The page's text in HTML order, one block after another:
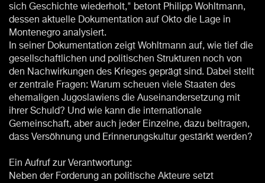
sich Geschichte wiederholt," betont Philipp Wohltmann,
dessen aktuelle Dokumentation auf Okto die Lage in
Montenegro analysiert.
In seiner Dokumentation zeigt Wohltmann auf, wie tief die
gesellschaftlichen und politischen Strukturen noch von
den Nachwirkungen des Krieges geprägt sind. Dabei stellt
er zentrale Fragen: Warum scheuen viele Staaten des
ehemaligen Jugoslawiens die Auseinandersetzung mit
ihrer Schuld? Und wie kann die internationale
Gemeinschaft, aber auch jeder Einzelne, dazu beitragen,
dass Versöhnung und Erinnerungskultur gestärkt werden?
Ein Aufruf zur Verantwortung:
Neben der Forderung an politische Akteure setzt